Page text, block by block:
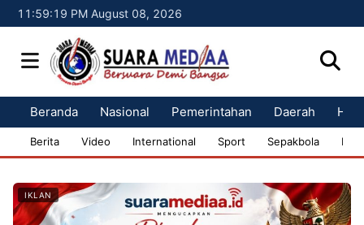
11:59:20 PM August 08, 2026
Beranda Nasional Pemerintahan Daerah
Berita Video International Sport Sepakbola
IKLAN